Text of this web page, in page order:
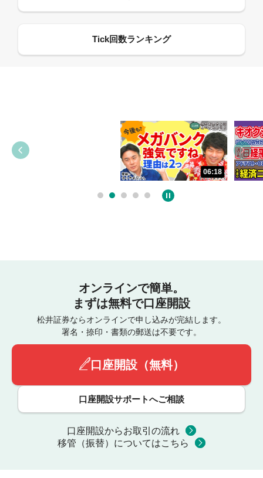
05:09
オンラインで簡単。
まずは無料で口座開設
松井証券ならオンラインで申し込みが完結します。
署名・捺印・書類の郵送は不要です。
口座開設（無料）
口座開設サポートへご相談
口座開設からお取引の流れ
移管（振替）についてはこちら